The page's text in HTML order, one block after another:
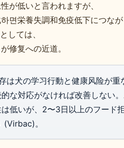
が低いと言われますが、
면栄養失調和免疫低下につな
しては、
修复への近道。
は犬の学习行動と健康风险が重
な対応がなければ改善しない
低いが、2〜3日以上のフード
(Virbac)。